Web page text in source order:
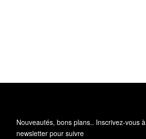
Nouveautés, bons plans.. Inscrivez-vous à
newsletter pour suivre